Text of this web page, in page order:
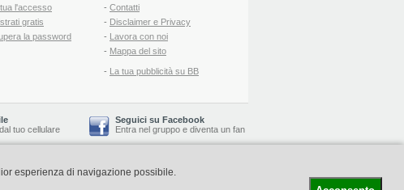
l'accesso
gratis
la password
- Contatti
- Disclaimer e Privacy
- Lavora con noi
- Mappa del sito
- La tua pubblicità su BB
tuo cellulare
Seguici su Facebook
Entra nel gruppo e diventa un fan
-Booking Blog™ -Il blog del Web Marketing Turistico
esperienza di navigazione possibile.